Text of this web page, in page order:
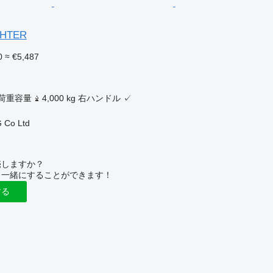
≈ €5,487
重容量 4,000 kg 右ハンドル ✓
Co Ltd
ますか？
緒にすることができます！